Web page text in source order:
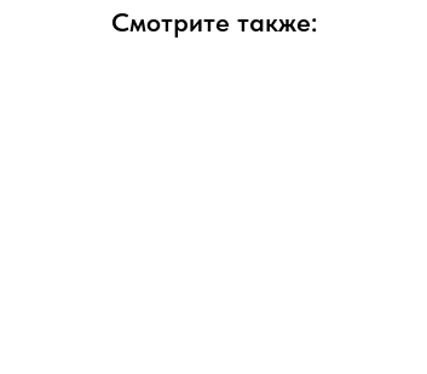
Смотрите также: